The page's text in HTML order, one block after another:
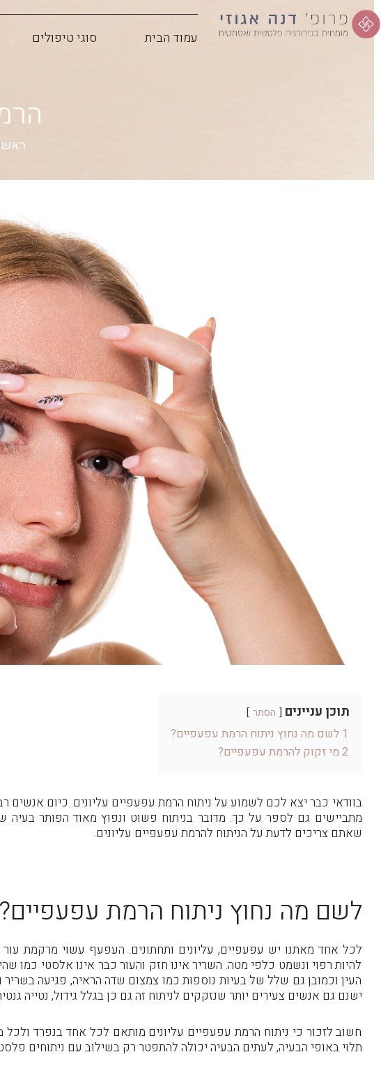
עמוד הבית סוגי טיפולים
תוכן עניינים הסתר
1 לשם מה נחוץ ניתוח הרמת עפעפיים?
2 מי זקוק להרמת עפעפיים?
בוודאי כבר יצא לכם לשמוע על ניתוח הרמת עפעפיים עליונים. כיום אנשים
מתביישים גם לספר על כך. מדובר בניתוח פשוט ונפוץ מאוד הפותר
שאתם צריכים לדעת על הניתוח להרמת עפעפיים עליונים.
לשם מה נחוץ ניתוח הרמת עפעפיים?
לכל אחד מאתנו יש עפעפיים, עליונים ותחתונים. העפעף עשוי מרקמת
להיות רפוי ונשמט כלפי מטה. השריר אינו חזק והעור כבר אינו אלסטי
העין וכמובן גם שלל של בעיות נוספות כמו צמצום שדה הראיה, פגיעה
ישנם גם אנשים צעירים יותר שנזקקים לניתוח זה גם כן בגלל גידול, נטייה
חשוב לזכור כי ניתוח הרמת עפעפיים עליונים מותאם לכל אחד בנפרד
תלוי באופי הבעיה, לעתים הבעיה יכולה להתפטר רק בשילוב עם ניתוחים